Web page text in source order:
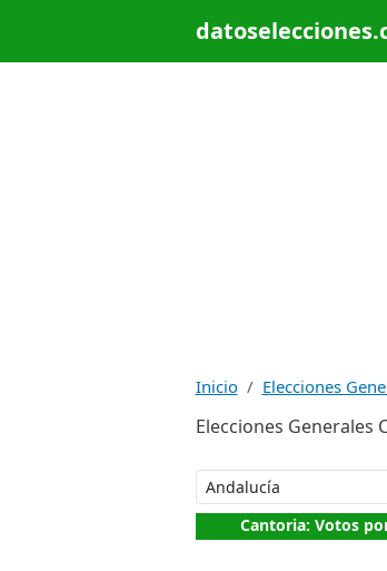
Inicio Elecciones
Elecciones Generales
Cantoria: Votos